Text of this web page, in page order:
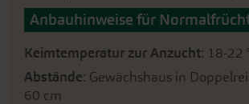
Anbauhinweise für
Keimtemperatur zur Anzucht: 18-22
Abstände: Gewächshaus in
60 cm